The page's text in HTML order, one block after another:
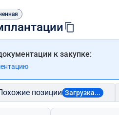
к закупке:
позиции Загрузка...